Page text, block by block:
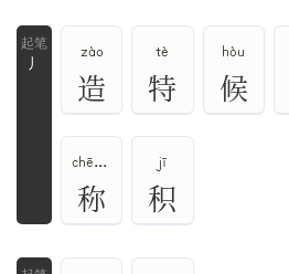
丿
zào
造
tè
特
hòu
候
chēng、chèn、chèng
称
jī
积